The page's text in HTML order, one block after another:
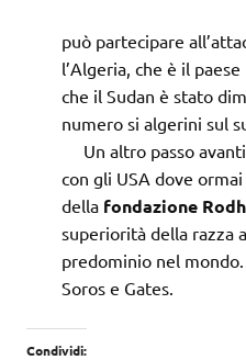
La
può partecipare
l’Algeria, che è il
che il Sudan è stato
numero si algerini sul
Un altro passo
con gli USA dove
della fondazione
superiorità della razza
predominio nel
Soros e Gates.
Condividi: